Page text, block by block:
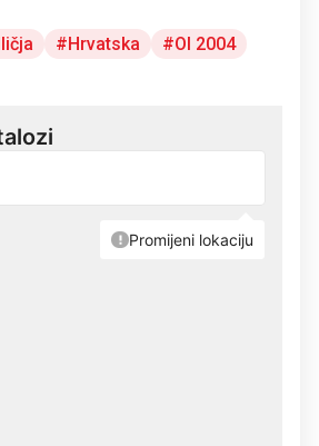
Hrvatska OI 2004